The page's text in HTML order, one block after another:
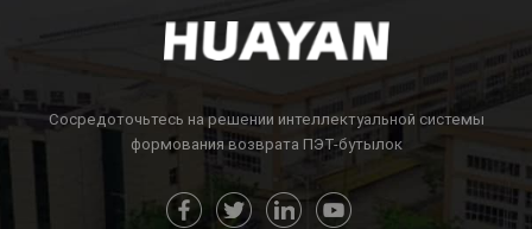
Сосредоточьтесь на решении интеллектуальной системы
формования возврата ПЭТ-бутылок